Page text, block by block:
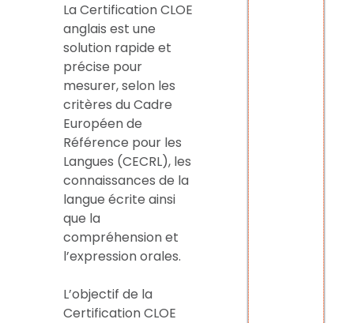
La Certification CLOE
anglais est une
solution rapide et
précise pour
mesurer, selon les
critères du Cadre
Européen de
Référence pour les
Langues (CECRL), les
connaissances de la
langue écrite ainsi
que la
compréhension et
l’expression orales.
L’objectif de la
Certification CLOE